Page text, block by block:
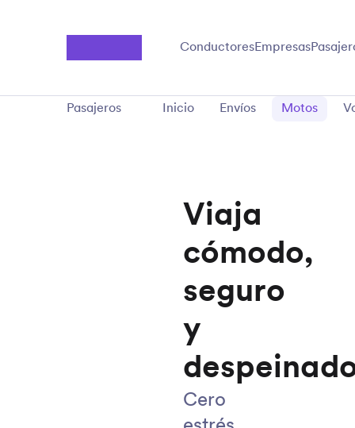
ConductoresEmpresas
Pasajeros Inicio Envíos Motos
Viaja
cómodo,
seguro
y
Cero